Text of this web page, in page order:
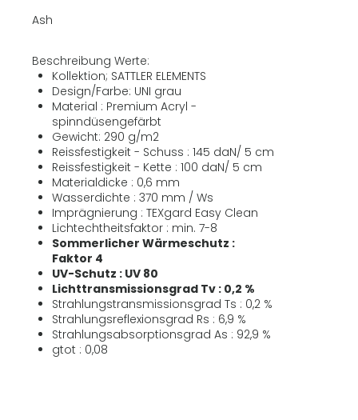
Ash
Beschreibung Werte:
Kollektion; SATTLER ELEMENTS
Design/Farbe: UNI grau
Material : Premium Acryl -
spinndüsengefärbt
Gewicht: 290 g/m2
Reissfestigkeit - Schuss : 145 daN/ 5 cm
Reissfestigkeit - Kette : 100 daN/ 5 cm
Materialdicke : 0,6 mm
Wasserdichte : 370 mm / Ws
Imprägnierung : TEXgard Easy Clean
Lichtechtheitsfaktor : min. 7-8
Sommerlicher Wärmeschutz :
Faktor 4
UV-Schutz : UV 80
Lichttransmissionsgrad Tv : 0,2 %
Strahlungstransmissionsgrad Ts : 0,2 %
Strahlungsreflexionsgrad Rs : 6,9 %
Strahlungsabsorptionsgrad As : 92,9 %
gtot : 0,08